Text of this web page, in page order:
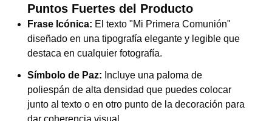
Puntos Fuertes del Producto
Frase Icónica: El texto "Mi Primera Comunión"
diseñado en una tipografía elegante y legible que
destaca en cualquier fotografía.
Símbolo de Paz: Incluye una paloma de
poliespán de alta densidad que puedes colocar
junto al texto o en otro punto de la decoración para
dar coherencia visual.